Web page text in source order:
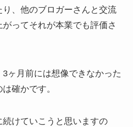
、他のブロガーさんと交流
ってそれが本業でも評価さ
ヶ月前には想像できなかった
確かです。
けていこうと思いますの